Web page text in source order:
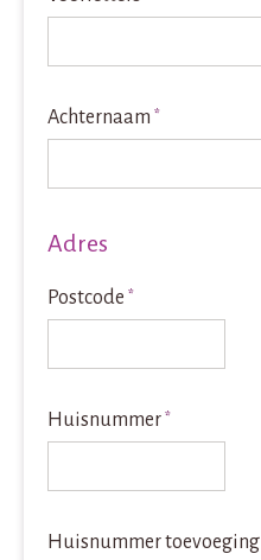
Achternaam *
Adres
Postcode *
Huisnummer *
Huisnummer toevoeging